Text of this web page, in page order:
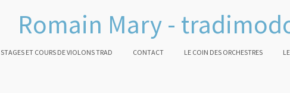
Romain Mary -
STAGES ET COURS DE VIOLONS TRAD CONTACT LE COIN DES ORCHESTRES